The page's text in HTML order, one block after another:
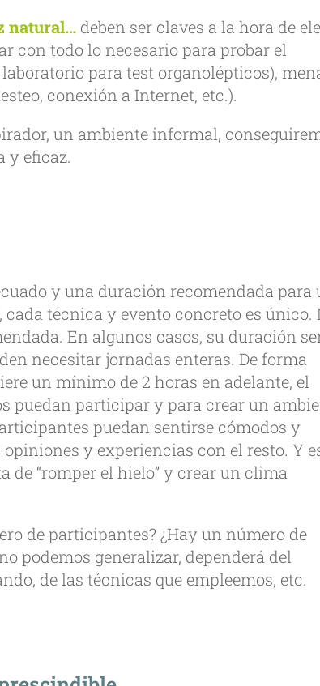
natural… deben ser claves a la hora de
con todo lo necesario para probar el
para test organolépticos),
conexión a Internet, etc.).
un ambiente informal,
y eficaz.
y una duración recomendada para
cada técnica y evento concreto es único.
En algunos casos, su duración
necesitar jornadas enteras. De forma
un mínimo de 2 horas en adelante, el
puedan participar y para crear un
puedan sentirse cómodos y
y experiencias con el resto. Y
de “romper el hielo” y crear un clima
de participantes? ¿Hay un número de
podemos generalizar, dependerá del
de las técnicas que empleemos, etc.